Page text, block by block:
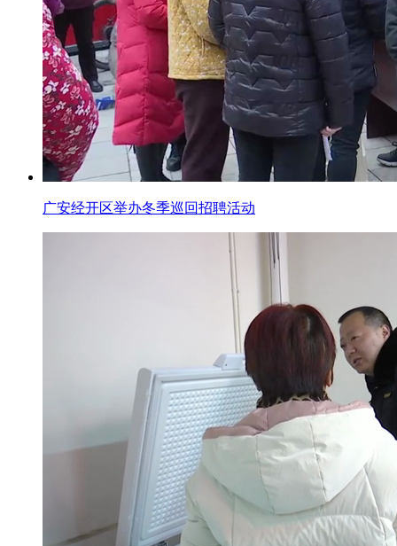
广安经开区举办冬季巡回招聘活动